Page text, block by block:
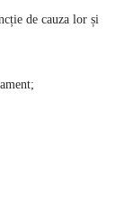
de cauza lor și